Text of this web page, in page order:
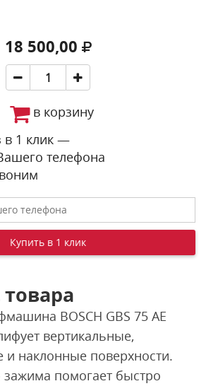
18 500,00
в корзину
в 1 клик —
телефона
BOSCH GBS 75 AE
вертикальные,
и наклонные поверхности.
помогает быстро